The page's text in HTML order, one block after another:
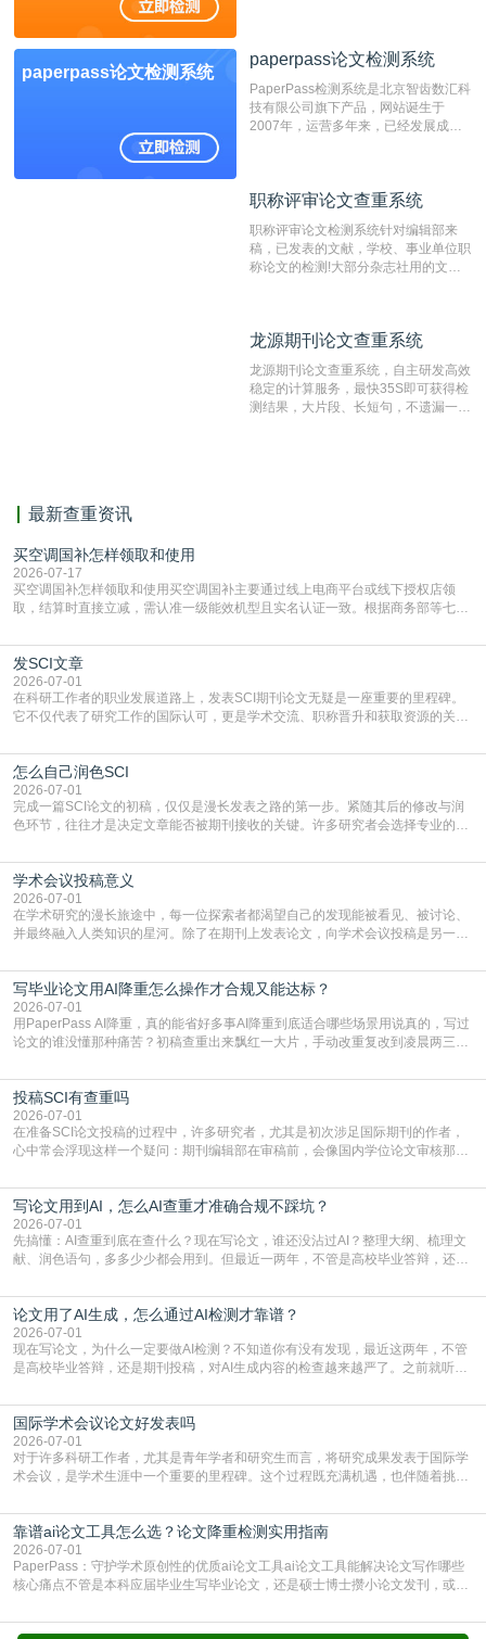
非。其次，相对于知网而言，万方检测
重的推荐系统。
paperpass论文检测系统
paperpass论文检测系统
PaperPass检测系统是北京智齿数汇科
技有限公司旗下产品，网站诞生于
2007年，运营多年来，已经发展成为
检测速度快、精度高，市场反映良好。
职称评审论文查重系统
职称评审论文检测系统针对编辑部来
稿，已发表的文献，学校、事业单位职
称论文的检测!大部分杂志社用的文献
编辑部检测来稿和已发表的文献,检测
测时注意填写第一作者,才能排除已发
表文献复制比。（限制字符数1万）
龙源期刊论文查重系统
龙源期刊论文查重系统，自主研发高效
稳定的计算服务，最快35S即可获得检
测结果，大片段、长短句，不遗漏一处
最新查重资讯
买空调国补怎样领取和使用
2026-07-17
买空调国补怎样领取和使用买空调国补主要通过线上电商平台或线下授权店领
取，结算时直接立减‌，需认准一级能效机型且实名认证一致。根据商务部等七部
能领到补贴首选‌京东APP‌搜索专属口令(如【家电补贴1637】、【国补立省
4949】等，口令会随活动更新，以页面显示为准)进入补贴专场。淘宝/天猫也可
复制粘贴【8$FKFGgJq
发SCI文章
2026-07-01
在科研工作者的职业发展道路上，发表SCI期刊论文无疑是一座重要的里程碑。
它不仅代表了研究工作的国际认可，更是学术交流、职称晋升和获取资源的关键
战与困惑。从选题立意到投稿回应，每一步都需要精心的策略与扎实的工作。本
篇AEIC学术交流中心小编就为大家介绍“发SCI文章”。一、精准定位是成功的第
一步发表SCI文章，首要解决的问题是“投
怎么自己润色SCI
2026-07-01
完成一篇SCI论文的初稿，仅仅是漫长发表之路的第一步。紧随其后的修改与润
色环节，往往才是决定文章能否被期刊接收的关键。许多研究者会选择专业的语
质量，更能在此过程中深化对学术写作的理解。如何系统、高效地打磨自己的论
文，使其在语言和学术表达上更符合国际期刊的要求，是每位研究者值得投入学
习的技能。本篇AEIC学术交流中心小编就为大家介
学术会议投稿意义
2026-07-01
在学术研究的漫长旅途中，每一位探索者都渴望自己的发现能被看见、被讨论、
并最终融入人类知识的星河。除了在期刊上发表论文，向学术会议投稿是另一个
广阔学术天地的大门，连接着个体研究与社会网络。本篇AEIC学术交流中心小编
就为大家介绍“学术会议投稿意义”。一、加速研究成果的传播与反馈学术会议通
常具有周期短、时效性强的特点。相比期刊漫长的
写毕业论文用AI降重怎么操作才合规又能达标？
2026-07-01
用PaperPass AI降重，真的能省好多事AI降重到底适合哪些场景用说真的，写过
论文的谁没懂那种痛苦？初稿查重出来飘红一大片，手动改重复改到凌晨两三
到秃头。这时候靠谱的AI降重真的就是救命稻草，选对工具，半天就能搞定你两
三天都做不完的事。不是所有人都需要用AI降重，但如果你符合下面这些场景，
真的可以试试：初稿写完重复率远超要
投稿SCI有查重吗
2026-07-01
在准备SCI论文投稿的过程中，许多研究者，尤其是初次涉足国际期刊的作者，
心中常会浮现这样一个疑问：期刊编辑部在审稿前，会像国内学位论文审核那
论文的初审通过率。实际上，SCI期刊对重复内容的审查是严谨投稿流程中不可
或缺的一环。本篇AEIC学术交流中心小编就为大家介绍“投稿SCI有查重吗”。
一、查重是标准流程答案是明确的：绝大多数S
写论文用到AI，怎么AI查重才准确合规不踩坑？
2026-07-01
先搞懂：AI查重到底在查什么？现在写论文，谁还没沾过AI？整理大纲、梳理文
献、润色语句，多多少少都会用到。但最近一两年，不管是高校毕业答辩，还是
须加做AI查重。很多人分不清，AI查重和普通查重到底有啥区别？这里说透：普
通查重查的是你的文字和已公开文献的重复比例，防的是抄袭；AI查重查的是你
的内容里，有多少是AI生成的，防的是过
论文用了AI生成，怎么通过AI检测才靠谱？
2026-07-01
现在写论文，为什么一定要做AI检测？不知道你有没有发现，最近这两年，不管
是高校毕业答辩，还是期刊投稿，对AI生成内容的检查越来越严了。之前就听身
要求修改，还差点被判定学术不规范，真的太冤了。现在国内多数高校和核心期
刊，都已经明确出台了相关规定：如果使用AI生成内容辅助写作，必须明确标
注，未标注的AI生成内容会被认定为不符合学
国际学术会议论文好发表吗
2026-07-01
对于许多科研工作者，尤其是青年学者和研究生而言，将研究成果发表于国际学
术会议，是学术生涯中一个重要的里程碑。这个过程既充满机遇，也伴随着挑
疑问：国际学术会议论文到底好不好发表？其价值和难度究竟如何衡量。本篇
AEIC学术交流中心小编就为大家介绍“国际学术会议论文好发表吗”。一、会议论
文发表的相对优势与期刊论文相比，国际会议论文的发
靠谱ai论文工具怎么选？论文降重检测实用指南
2026-07-01
PaperPass：守护学术原创性的优质ai论文工具ai论文工具能解决论文写作哪些
核心痛点不管是本科应届毕业生写毕业论文，还是硕士博士攒小论文发刊，或是
自己逐句读逐句改，熬好几个大夜不说，还经常改不到点上，交上去才发现重复